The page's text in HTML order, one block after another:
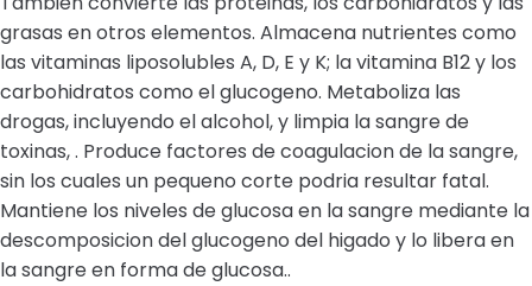
grasas en otros elementos. Almacena nutrientes como
las vitaminas liposolubles A, D, E y K; la vitamina B12 y los
carbohidratos como el glucogeno. Metaboliza las
drogas, incluyendo el alcohol, y limpia la sangre de
toxinas, . Produce factores de coagulacion de la sangre,
sin los cuales un pequeno corte podria resultar fatal.
Mantiene los niveles de glucosa en la sangre mediante la
descomposicion del glucogeno del higado y lo libera en
la sangre en forma de glucosa..